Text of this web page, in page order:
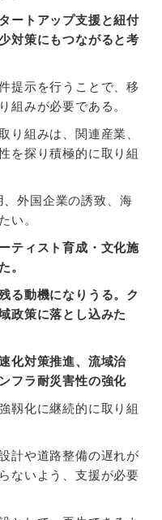
ートアップ支援と紐付
対策にもつながると考
提示を行うことで、移
組みが必要である。
り組みは、関連産業、
を探り積極的に取り組
外国企業の誘致、海
い。
ティスト育成・文化施
。
る動機になりうる。ク
政策に落とし込みた
化対策推進、流域治
フラ耐災害性の強化
靱化に継続的に取り組
計や道路整備の遅れが
ないよう、支援が必要